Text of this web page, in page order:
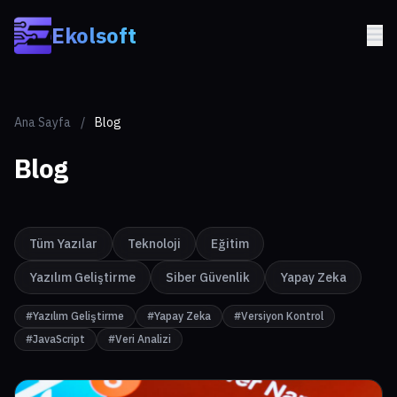
Ekolsoft
Ana Sayfa / Blog
Blog
Tüm Yazılar Teknoloji Eğitim
Yazılım Geliştirme Siber Güvenlik Yapay Zeka
#Yazılım Geliştirme #Yapay Zeka
#Versiyon Kontrol
#JavaScript
#Veri Analizi